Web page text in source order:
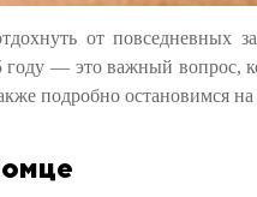
от
— это важный вопрос,
подробно остановимся